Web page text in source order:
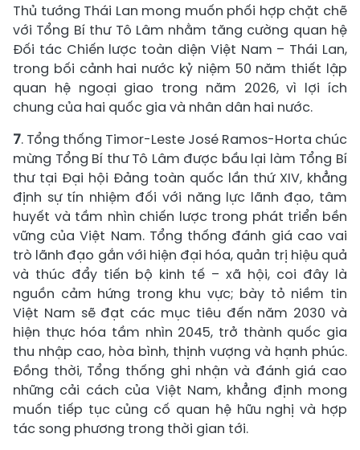
Thủ tướng Thái Lan mong muốn phối hợp chặt chẽ
với Tổng Bí thư Tô Lâm nhằm tăng cường quan hệ
Đối tác Chiến lược toàn diện Việt Nam – Thái Lan,
trong bối cảnh hai nước kỷ niệm 50 năm thiết lập
quan hệ ngoại giao trong năm 2026, vì lợi ích
chung của hai quốc gia và nhân dân hai nước.
7. Tổng thống Timor-Leste José Ramos-Horta chúc
mừng Tổng Bí thư Tô Lâm được bầu lại làm Tổng Bí
thư tại Đại hội Đảng toàn quốc lần thứ XIV, khẳng
định sự tín nhiệm đối với năng lực lãnh đạo, tâm
huyết và tầm nhìn chiến lược trong phát triển bền
vững của Việt Nam. Tổng thống đánh giá cao vai
trò lãnh đạo gắn với hiện đại hóa, quản trị hiệu quả
và thúc đẩy tiến bộ kinh tế – xã hội, coi đây là
nguồn cảm hứng trong khu vực; bày tỏ niềm tin
Việt Nam sẽ đạt các mục tiêu đến năm 2030 và
hiện thực hóa tầm nhìn 2045, trở thành quốc gia
thu nhập cao, hòa bình, thịnh vượng và hạnh phúc.
Đồng thời, Tổng thống ghi nhận và đánh giá cao
những cải cách của Việt Nam, khẳng định mong
muốn tiếp tục củng cố quan hệ hữu nghị và hợp
tác song phương trong thời gian tới.